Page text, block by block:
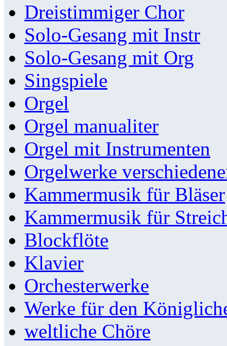
Dreistimmiger Chor
Solo-Gesang mit Instr
Solo-Gesang mit Org
Singspiele
Orgel
Orgel manualiter
Orgel mit Instrumenten
Orgelwerke
Kammermusik für Bläser
Kammermusik für
Blockflöte
Klavier
Orchesterwerke
Werke für den
weltliche Chöre